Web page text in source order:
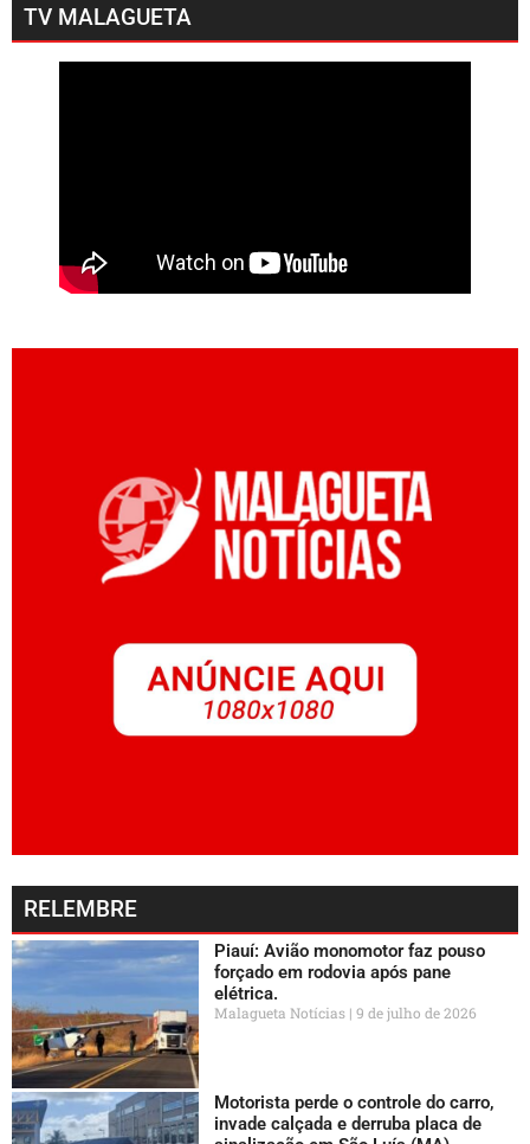
TV MALAGUETA
RELEMBRE
Piauí: Avião monomotor faz pouso
forçado em rodovia após pane
elétrica.
Malagueta Notícias 9 de julho de 2026
Motorista perde o controle do carro,
invade calçada e derruba placa de